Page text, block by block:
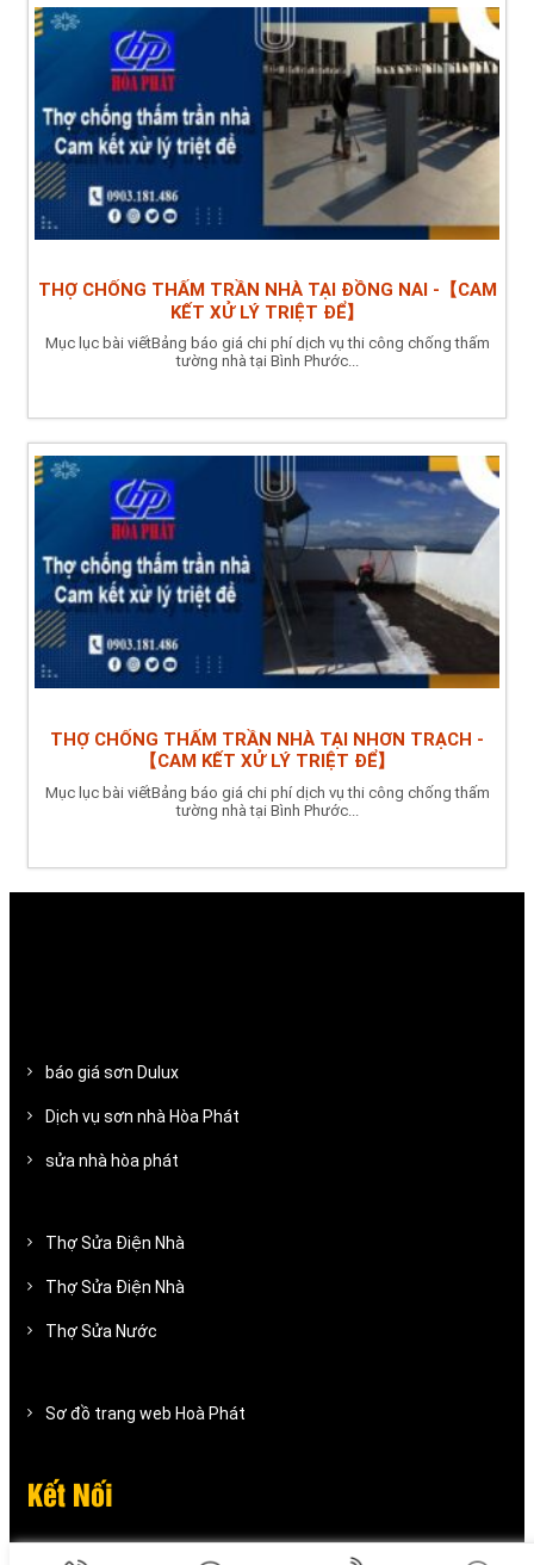
THỢ CHỐNG THẤM TRẦN NHÀ TẠI ĐỒNG NAI -【CAM
KẾT XỬ LÝ TRIỆT ĐỂ】
Mục lục bài viếtBảng báo giá chi phí dịch vụ thi công chống thấm
tường nhà tại Bình Phước...
THỢ CHỐNG THẤM TRẦN NHÀ TẠI NHƠN TRẠCH -
【CAM KẾT XỬ LÝ TRIỆT ĐỂ】
Mục lục bài viếtBảng báo giá chi phí dịch vụ thi công chống thấm
tường nhà tại Bình Phước...
báo giá sơn Dulux
Dịch vụ sơn nhà Hòa Phát
sửa nhà hòa phát
Thợ Sửa Điện Nhà
Thợ Sửa Điện Nhà
Thợ Sửa Nước
Sơ đồ trang web Hoà Phát
Kết Nối